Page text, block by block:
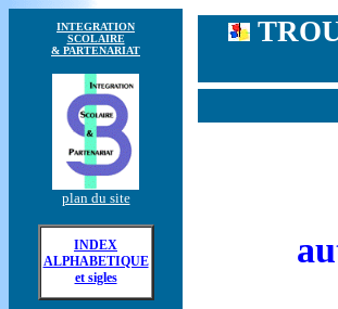
INTEGRATION
SCOLAIRE
& PARTENARIAT
plan du site
INDEX
ALPHABETIQUE
et sigles